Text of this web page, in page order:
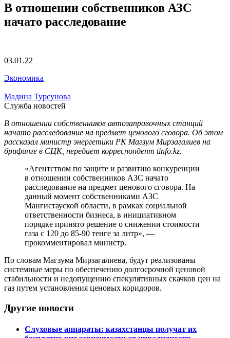
В отношении собственников АЗС
начато расследование
03.01.22
Экономика
Мадина Турсунова
Служба новостей
В отношении собственников автозаправочных станций
начато расследование на предмет ценового сговора. Об этом
рассказал министр энергетики РК Магзум Мирзагалиев на
брифинге в СЦК, передает корреспондент tinfo.kz.
«Агентством по защите и развитию конкуренции
в отношении собственников АЗС начато
расследование на предмет ценового сговора. На
данный момент собственниками АЗС
Мангистауской области, в рамках социальной
ответственности бизнеса, в инициативном
порядке принято решение о снижении стоимости
газа с 120 до 85-90 тенге за литр», —
прокомментировал министр.
По словам Магзума Мирзагалиева, будут реализованы
системные меры по обеспечению долгосрочной ценовой
стабильности и недопущению спекулятивных скачков цен на
газ путем установления ценовых коридоров.
Другие новости
Слуховые аппараты: казахстанцы получат их